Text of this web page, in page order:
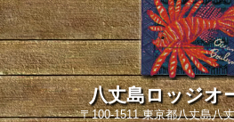
八丈島ロッジオ
〒100-1511 東京都八丈島八